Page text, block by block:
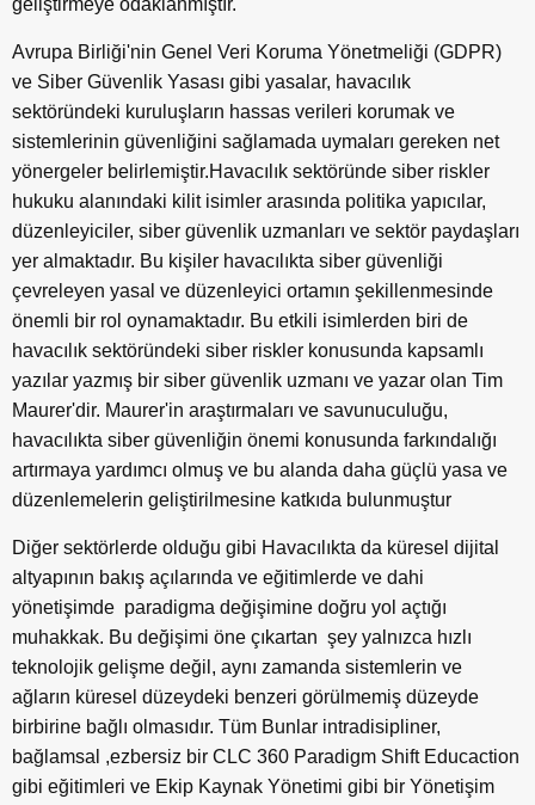
geliştirmeye odaklanmıştır.
Avrupa Birliği'nin Genel Veri Koruma Yönetmeliği (GDPR)
ve Siber Güvenlik Yasası gibi yasalar, havacılık
sektöründeki kuruluşların hassas verileri korumak ve
sistemlerinin güvenliğini sağlamada uymaları gereken net
yönergeler belirlemiştir.Havacılık sektöründe siber riskler
hukuku alanındaki kilit isimler arasında politika yapıcılar,
düzenleyiciler, siber güvenlik uzmanları ve sektör paydaşları
yer almaktadır. Bu kişiler havacılıkta siber güvenliği
çevreleyen yasal ve düzenleyici ortamın şekillenmesinde
önemli bir rol oynamaktadır. Bu etkili isimlerden biri de
havacılık sektöründeki siber riskler konusunda kapsamlı
yazılar yazmış bir siber güvenlik uzmanı ve yazar olan Tim
Maurer'dir. Maurer'in araştırmaları ve savunuculuğu,
havacılıkta siber güvenliğin önemi konusunda farkındalığı
artırmaya yardımcı olmuş ve bu alanda daha güçlü yasa ve
düzenlemelerin geliştirilmesine katkıda bulunmuştur
Diğer sektörlerde olduğu gibi Havacılıkta da küresel dijital
altyapının bakış açılarında ve eğitimlerde ve dahi
yönetişimde paradigma değişimine doğru yol açtığı
muhakkak. Bu değişimi öne çıkartan şey yalnızca hızlı
teknolojik gelişme değil, aynı zamanda sistemlerin ve
ağların küresel düzeydeki benzeri görülmemiş düzeyde
birbirine bağlı olmasıdır. Tüm Bunlar intradisipliner,
bağlamsal ,ezbersiz bir CLC 360 Paradigm Shift Educaction
gibi eğitimleri ve Ekip Kaynak Yönetimi gibi bir Yönetişim